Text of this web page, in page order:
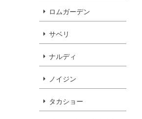
ロムガーデン
サベリ
ナルディ
ノイジン
タカショー